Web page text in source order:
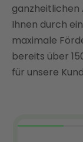
Steuer
Welche
Förderung
FAQ
ganzheitlichen
Ihnen durch
maximale
bereits über
für unsere